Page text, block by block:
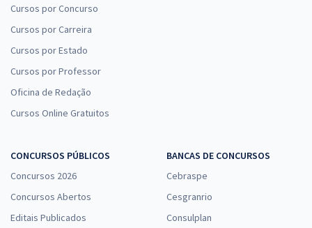
Cursos por Concurso
Cursos por Carreira
Cursos por Estado
Cursos por Professor
Oficina de Redação
Cursos Online Gratuitos
CONCURSOS PÚBLICOS
Concursos 2026
Concursos Abertos
Editais Publicados
BANCAS DE CONCURSOS
Cebraspe
Cesgranrio
Consulplan